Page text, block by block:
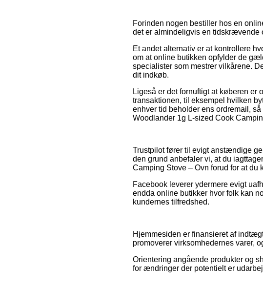
Forinden nogen bestiller hos en
det er almindeligvis en tidskrævende
Et andet alternativ er at kontrollere
om at online butikken opfylder de
specialister som mestrer vilkårene.
dit indkøb.
Ligeså er det fornuftigt at køberen
transaktionen, til eksempel hvilken
enhver tid beholder ens ordremail,
Woodlander 1g L-sized Cook
Trustpilot fører til evigt anstændige
den grund anbefaler vi, at du
Camping Stove – Ovn forud for at du
Facebook leverer ydermere evigt
endda online butikker hvor folk kan
kundernes tilfredshed.
Hjemmesiden er finansieret af
promoverer virksomhedernes varer,
Orientering angående produkter og
for ændringer der potentielt er